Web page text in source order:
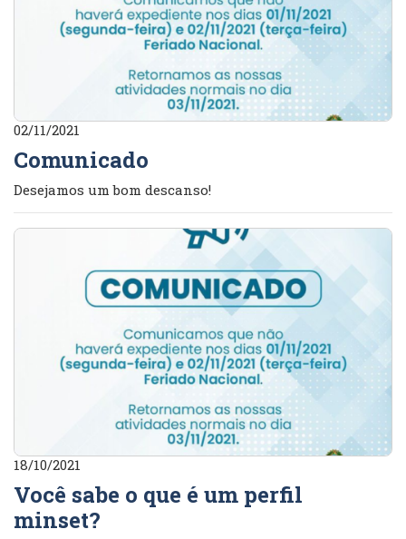
02/11/2021
Comunicado
Desejamos um bom descanso!
18/10/2021
Você sabe o que é um perfil
minset?